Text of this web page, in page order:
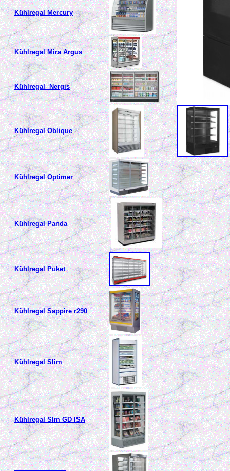
Kühlregal Mercury
Kühlregal Mira Argus
Kühlregal Nergis
Kühlregal Oblique
Kühlregal Optimer
Kühlregal Panda
Kühlregal Puket
Kühlregal Sappire r290
Kühlregal Slim
Kühlregal Slm GD ISA